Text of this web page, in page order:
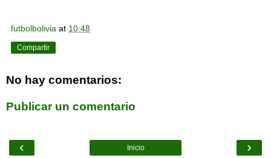
futbolbolivia at 10:48
Compartir
No hay comentarios:
Publicar un comentario
‹ ›
Inicio